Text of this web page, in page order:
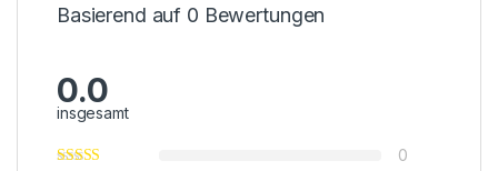
Basierend auf 0 Bewertungen
0.0
insgesamt
0